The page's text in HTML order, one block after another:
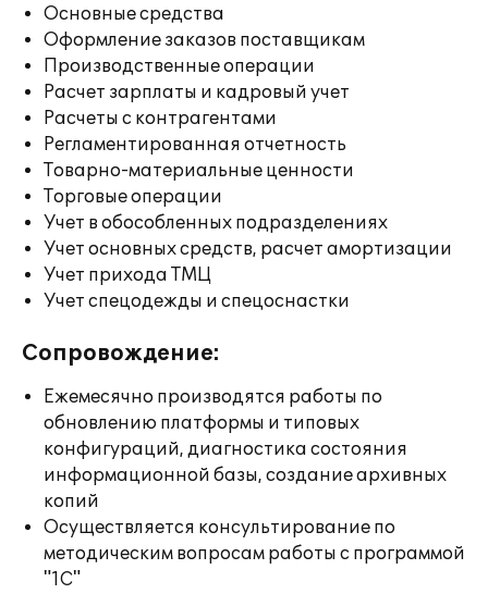
Основные средства
Оформление заказов поставщикам
Производственные операции
Расчет зарплаты и кадровый учет
Расчеты с контрагентами
Регламентированная отчетность
Товарно-материальные ценности
Торговые операции
Учет в обособленных подразделениях
Учет основных средств, расчет амортизации
Учет прихода ТМЦ
Учет спецодежды и спецоснастки
Сопровождение:
Ежемесячно производятся работы по
обновлению платформы и типовых
конфигураций, диагностика состояния
информационной базы, создание архивных
копий
Осуществляется консультирование по
методическим вопросам работы с программой
"1С"